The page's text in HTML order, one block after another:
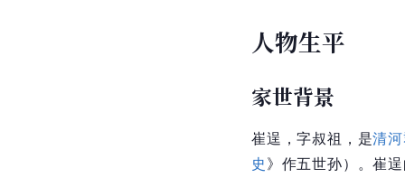
人物生平
家世背景
崔逞，字叔祖，是清
史 》作五世孙）。崔